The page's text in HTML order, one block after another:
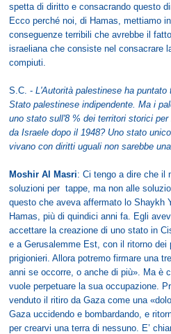
spetta di diritto e consacrando questo
Ecco perché noi, di Hamas, mettiamo
conseguenze terribili che avrebbe il
israeliana che consiste nel consacrare
compiuti.
S.C. -L'Autorità palestinese ha
Stato palestinese indipendente. Ma i
uno stato sull'8 % dei territori storici
da Israele dopo il 1948? Uno stato
vivano con diritti uguali non sarebbe
Moshir Al Masri: Ci tengo a dire che il
soluzioni per tappe, ma non alle
questo che aveva affermato lo Shaykh
Hamas, più di quindici anni fa. Egli
accettare la creazione di uno stato in
e a Gerusalemme Est, con il ritorno
prigionieri. Allora potremo firmare una
anni se occorre, o anche di più». Ma è
vuole perpetuare la sua occupazione.
venduto il ritiro da Gaza come una
Gaza uccidendo e bombardando, e
per crearvi una terra di nessuno. E’